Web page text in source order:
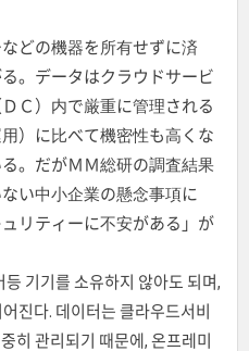
どの機器を所有せずに済
。データはクラウドサービ
Ｃ）内で厳重に管理される
）に比べて機密性も高くな
。だがＭＭ総研の調査結果
い中小企業の懸念事項に
リティーに不安がある」が
기기를 소유하지 않아도 되며,
진다. 데이터는 클라우드서비
히 관리되기 때문에, 온프레미